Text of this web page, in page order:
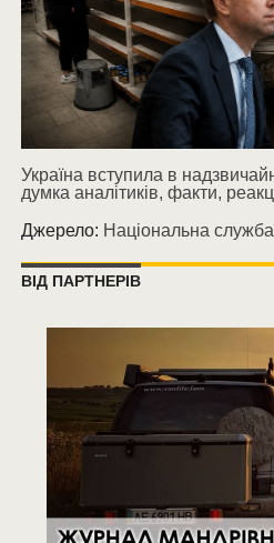
Україна вступила в
думка аналітиків, факти,
Джерело: Національна
ВІД ПАРТНЕРІВ